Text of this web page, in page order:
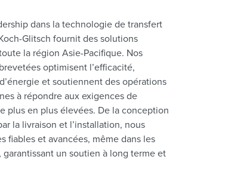
dans la technologie de transfert
Glitsch fournit des solutions
la région Asie-Pacifique. Nos
optimisent l’efficacité,
et soutiennent des opérations
à répondre aux exigences de
plus en plus élevées. De la conception
la livraison et l’installation, nous
fiables et avancées, même dans les
un soutien à long terme et